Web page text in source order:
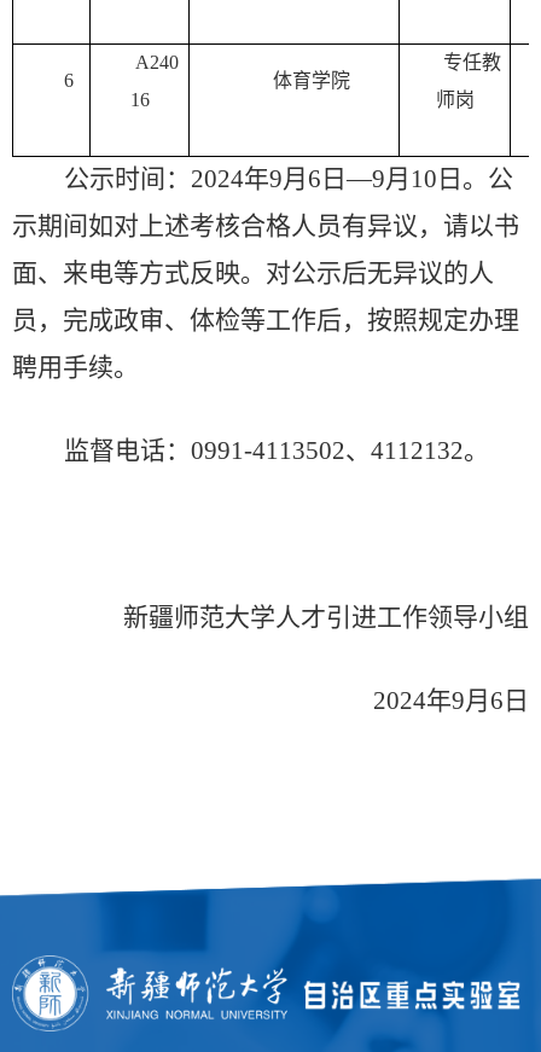
6
A240
16
体育学院
专任教
师岗
公示时间： 2024年9月 6 日—9月 10 日。公
示期间如对上述考核合格人员有异议，请以书
面、来电等方式反映。对公示后无异议的人
员，完成政审、体检等工作后，按照规定办理
聘用手续。
监督电话： 0991-4113502、 4112132。
新疆师范大学人才引进工作领导小组
2024年9月 6 日